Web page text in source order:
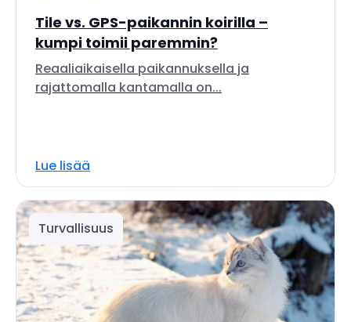
Tile vs. GPS-paikannin koirilla –
kumpi toimii paremmin?
Reaaliaikaisella paikannuksella ja
rajattomalla kantamalla on...
Lue lisää
Turvallisuus